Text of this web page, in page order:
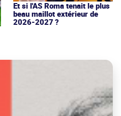
Et si l'AS Roma tenait le plus
beau maillot extérieur de
2026-2027 ?